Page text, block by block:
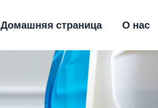
Домашняя страница О нас